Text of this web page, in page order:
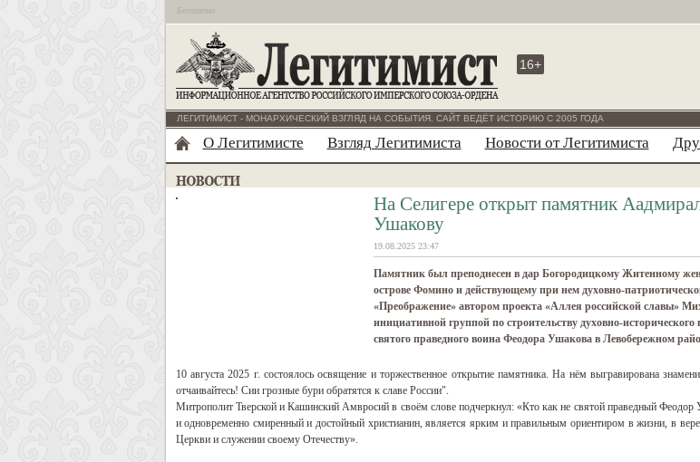
Бесплатно
16+
ЛЕГИТИМИСТ - МОНАРХИЧЕСКИЙ ВЗГЛЯД НА СОБЫТИЯ. САЙТ ВЕДЁТ ИСТОРИЮ С 2005 ГОДА
О Легитимисте Взгляд Легитимиста Новости от Легитимиста
На Селигере открыт памятник
Ушакову
19.08.2025 23:47
Памятник был преподнесен в дар Богородицкому Житенному
острове Фомино и действующему при нем духовно-
«Преображение» автором проекта «Аллея российской славы»
инициативной группой по строительству духовно-исторического
святого праведного воина Феодора Ушакова в Левобережном
10 августа 2025 г. состоялось освящение и торжественное открытие памятника. На нём выгравирована
отчаивайтесь! Сии грозные бури обратятся к славе России".
Митрополит Тверской и Кашинский Амвросий в своём слове подчеркнул: «Кто как не святой праведный Феодор
и одновременно смиренный и достойный христианин, является ярким и правильным ориентиром в жизни, в
Церкви и служении своему Отечеству».